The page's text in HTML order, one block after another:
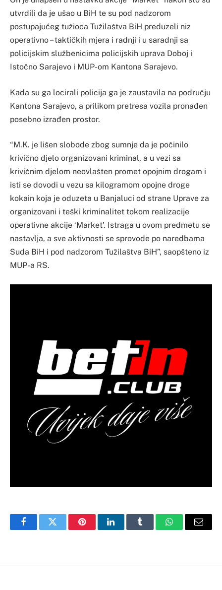
utvrdili da je ušao u BiH te su pod nadzorom
postupajućeg tužioca Tužilaštva BiH preduzeli niz
operativno – taktičkih mjera i radnji i u saradnji sa
policijskim službenicima policijskih uprava Doboj i
Istočno Sarajevo i MUP-om Kantona Sarajevo.
Kada su ga locirali policija ga je zaustavila na području
Kantona Sarajevo, a prilikom pretresa vozila pronađen
posebno izrađen prostor.
“M.K. je lišen slobode zbog sumnje da je počinilo
krivično djelo organizovani kriminal, a u vezi sa
krivičnim djelom neovlašten promet opojnim drogam i
isti se dovodi u vezu sa kilogramom opojne droge
kokain koja je oduzeta u Banjaluci od strane Uprave za
organizovani i teški kriminalitet tokom realizacije
operativne akcije ‘Market’. Istraga u ovom predmetu se
nastavlja, a sve aktivnosti se sprovode po naredbama
Suda BiH i pod nadzorom Tužilaštva BiH”, saopšteno iz
MUP-a RS.
FacebookTwitter PinterestLinkedInTumblr WhatsAppEmail